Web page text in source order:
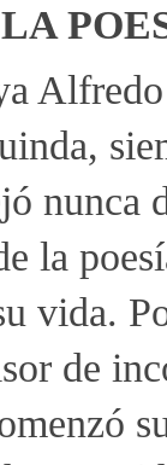
nunca
la
vida.
de